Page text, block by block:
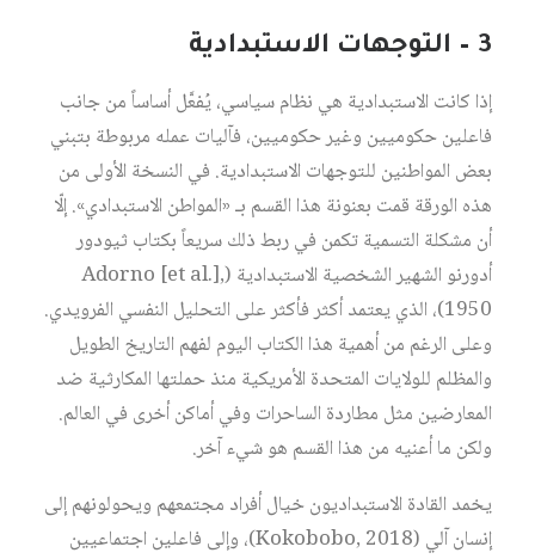
3 – التوجهات الاستبدادية
إذا كانت الاستبدادية هي نظام سياسي، يُفعَّل أساساً من جانب
فاعلين حكوميين وغير حكوميين، فآليات عمله مربوطة بتبني
بعض المواطنين للتوجهات الاستبدادية. في النسخة الأولى من
هذه الورقة قمت بعنونة هذا القسم بـ «المواطن الاستبدادي». إلّا
أن مشكلة التسمية تكمن في ربط ذلك سريعاً بكتاب ثيودور
أدورنو الشهير الشخصية الاستبدادية (Adorno [et al.],
1950)، الذي يعتمد أكثر فأكثر على التحليل النفسي الفرويدي.
وعلى الرغم من أهمية هذا الكتاب اليوم لفهم التاريخ الطويل
والمظلم للولايات المتحدة الأمريكية منذ حملتها المكارثية ضد
المعارضين مثل مطاردة الساحرات وفي أماكن أخرى في العالم.
ولكن ما أعنيه من هذا القسم هو شيء آخر.
يخمد القادة الاستبداديون خيال أفراد مجتمعهم ويحولونهم إلى
إنسان آلي (Kokobobo, 2018)، وإلى فاعلين اجتماعيين